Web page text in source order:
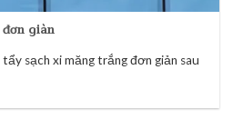
giàn
sạch xi măng trắng đơn giản sau